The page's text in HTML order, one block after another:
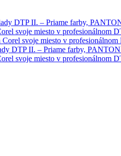
DTP II. – Priame farby,
svoje miesto v profesionálnom
Corel svoje miesto v profesionálnom
DTP II. – Priame farby,
svoje miesto v profesionálnom